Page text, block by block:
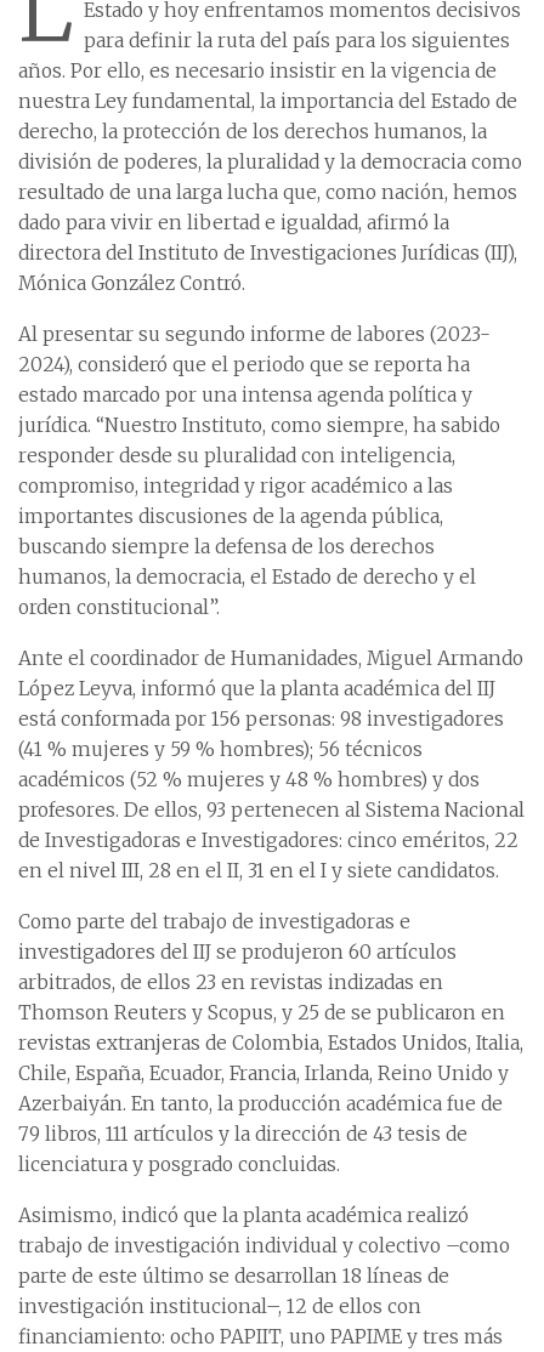
Estado y hoy enfrentamos momentos decisivos
para definir la ruta del país para los siguientes
años. Por ello, es necesario insistir en la vigencia de
nuestra Ley fundamental, la importancia del Estado de
derecho, la protección de los derechos humanos, la
división de poderes, la pluralidad y la democracia como
resultado de una larga lucha que, como nación, hemos
dado para vivir en libertad e igualdad, afirmó la
directora del Instituto de Investigaciones Jurídicas (IIJ),
Mónica González Contró.
Al presentar su segundo informe de labores (2023-
2024), consideró que el periodo que se reporta ha
estado marcado por una intensa agenda política y
jurídica. “Nuestro Instituto, como siempre, ha sabido
responder desde su pluralidad con inteligencia,
compromiso, integridad y rigor académico a las
importantes discusiones de la agenda pública,
buscando siempre la defensa de los derechos
humanos, la democracia, el Estado de derecho y el
orden constitucional”.
Ante el coordinador de Humanidades, Miguel Armando
López Leyva, informó que la planta académica del IIJ
está conformada por 156 personas: 98 investigadores
(41 % mujeres y 59 % hombres); 56 técnicos
académicos (52 % mujeres y 48 % hombres) y dos
profesores. De ellos, 93 pertenecen al Sistema Nacional
de Investigadoras e Investigadores: cinco eméritos, 22
en el nivel III, 28 en el II, 31 en el I y siete candidatos.
Como parte del trabajo de investigadoras e
investigadores del IIJ se produjeron 60 artículos
arbitrados, de ellos 23 en revistas indizadas en
Thomson Reuters y Scopus, y 25 de se publicaron en
revistas extranjeras de Colombia, Estados Unidos, Italia,
Chile, España, Ecuador, Francia, Irlanda, Reino Unido y
Azerbaiyán. En tanto, la producción académica fue de
79 libros, 111 artículos y la dirección de 43 tesis de
licenciatura y posgrado concluidas.
Asimismo, indicó que la planta académica realizó
trabajo de investigación individual y colectivo –como
parte de este último se desarrollan 18 líneas de
investigación institucional–, 12 de ellos con
financiamiento: ocho PAPIIT, uno PAPIME y tres más